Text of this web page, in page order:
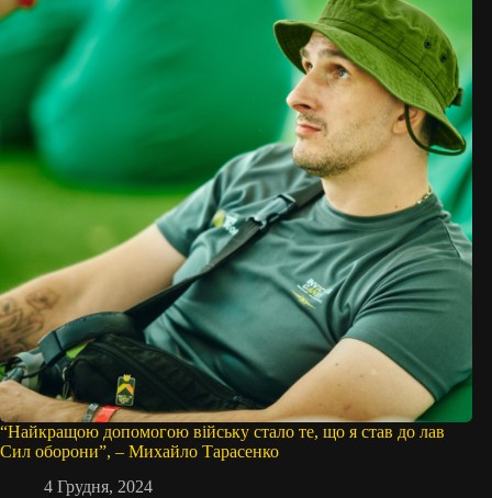
“Найкращою допомогою війську стало те, що я став до лав
Сил оборони”, – Михайло Тарасенко
4 Грудня, 2024